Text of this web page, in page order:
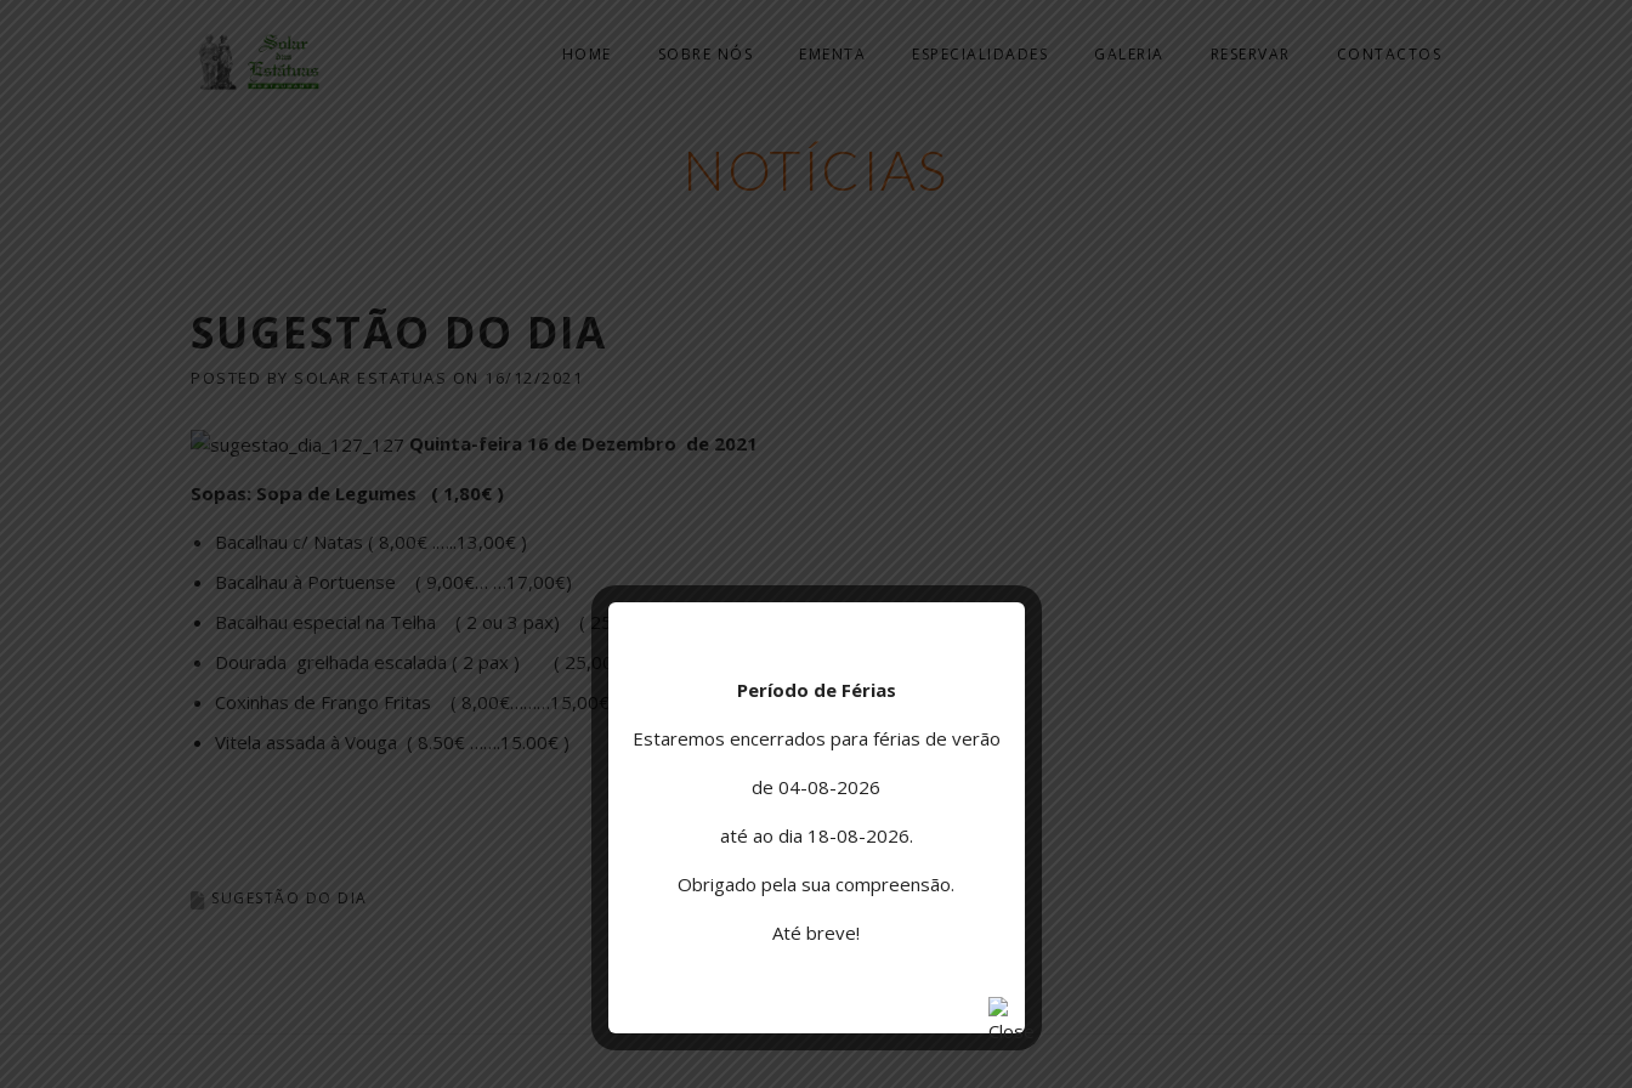
HOME SOBRE NÓS EMENTA ESPECIALIDADES GALERIA RESERVAR CONTACTOS
NOTÍCIAS
SUGESTÃO DO DIA
POSTED BY SOLAR ESTATUAS ON 16/12/2021
Quinta-feira 16 de Dezembro de 2021
Sopas: Sopa de Legumes ( 1,80€ )
Bacalhau c/ Natas ( 8,00€ .…..13,00€ )
Bacalhau à Portuense ( 9,00€… …17,00€)
Bacalhau especial na Telha ( 2 ou 3 pax) ( 25,00€ )
Dourada grelhada escalada ( 2 pax ) ( 25,00€ )
Coxinhas de Frango Fritas ( 8,00€………15,00€ )
Vitela assada à Vouga ( 8.50€ …….15.00€ )
SUGESTÃO DO DIA
Período de Férias
Estaremos encerrados para férias de verão
de 04-08-2026
até ao dia 18-08-2026.
Obrigado pela sua compreensão.
Até breve!